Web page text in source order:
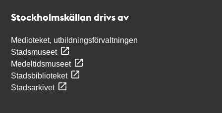
Stockholmskällan drivs av
Medioteket, utbildningsförvaltningen
Stadsmuseet
Medeltidsmuseet
Stadsbiblioteket
Stadsarkivet